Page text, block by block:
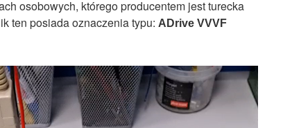
osobowych, którego producentem jest turecka
ten posiada oznaczenia typu: ADrive VVVF